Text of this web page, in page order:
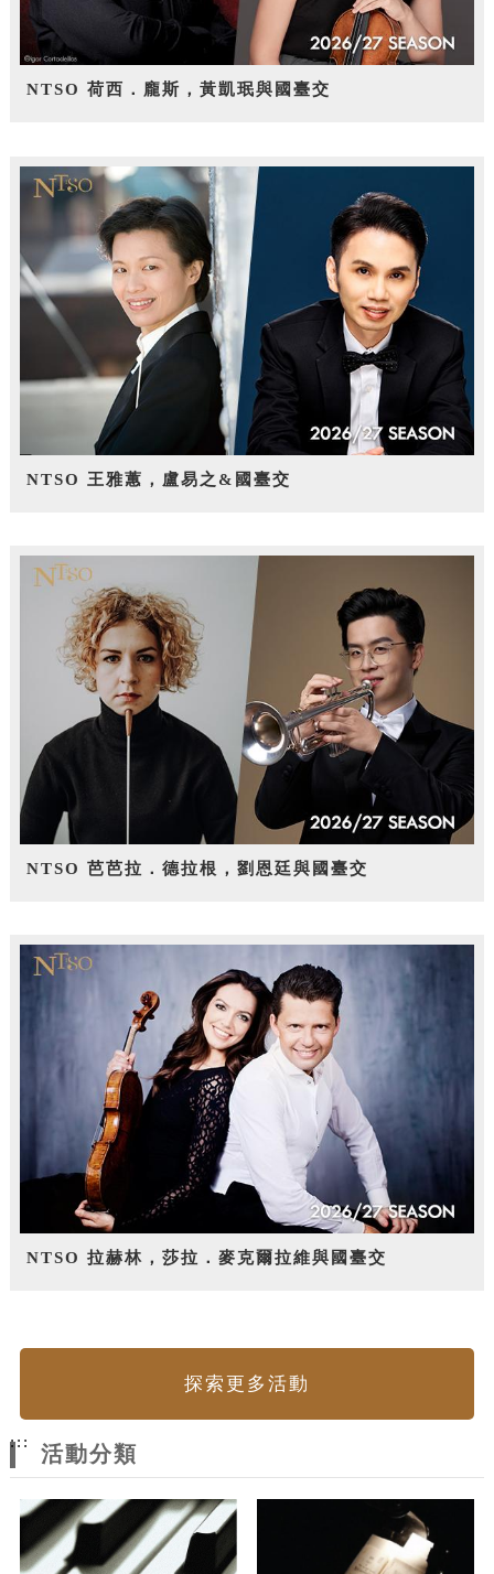
NTSO 荷西．龐斯，黃凱珉與國臺交
NTSO 王雅蕙，盧易之&國臺交
NTSO 芭芭拉．德拉根，劉恩廷與國臺交
NTSO 拉赫林，莎拉．麥克爾拉維與國臺交
探索更多活動
:::
活動分類